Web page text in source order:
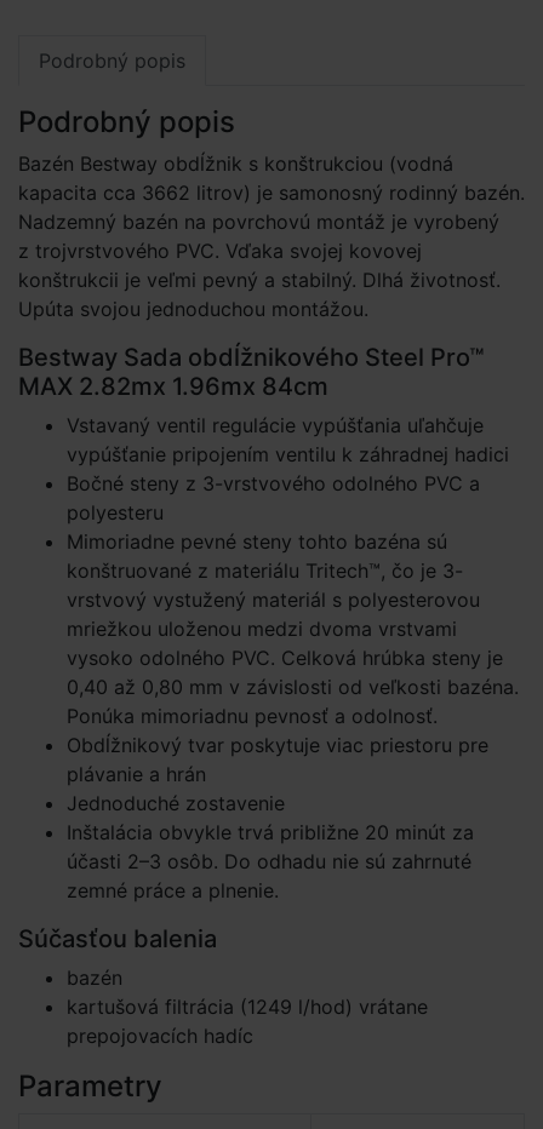
Podrobný popis
Podrobný popis
Bazén Bestway obdĺžnik s konštrukciou (vodná
kapacita cca 3662 litrov) je samonosný rodinný bazén.
Nadzemný bazén na povrchovú montáž je vyrobený
z trojvrstvového PVC. Vďaka svojej kovovej
konštrukcii je veľmi pevný a stabilný. Dlhá životnosť.
Upúta svojou jednoduchou montážou.
Bestway Sada obdĺžnikového Steel Pro™
MAX 2.82mx 1.96mx 84cm
Vstavaný ventil regulácie vypúšťania uľahčuje
vypúšťanie pripojením ventilu k záhradnej hadici
Bočné steny z 3-vrstvového odolného PVC a
polyesteru
Mimoriadne pevné steny tohto bazéna sú
konštruované z materiálu Tritech™, čo je 3-
vrstvový vystužený materiál s polyesterovou
mriežkou uloženou medzi dvoma vrstvami
vysoko odolného PVC. Celková hrúbka steny je
0,40 až 0,80 mm v závislosti od veľkosti bazéna.
Ponúka mimoriadnu pevnosť a odolnosť.
Obdĺžnikový tvar poskytuje viac priestoru pre
plávanie a hrán
Jednoduché zostavenie
Inštalácia obvykle trvá približne 20 minút za
účasti 2–3 osôb. Do odhadu nie sú zahrnuté
zemné práce a plnenie.
Súčasťou balenia
bazén
kartušová filtrácia (1249 l/hod) vrátane
prepojovacích hadíc
Parametry